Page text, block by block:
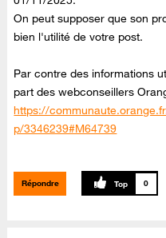
On peut supposer que son
bien l'utilité de votre post.
Par contre des informations
part des webconseillers
https://
p/3346239#M64739
Répondre 0